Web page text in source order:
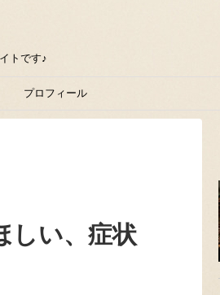
トです♪
プロフィール
しい、症状